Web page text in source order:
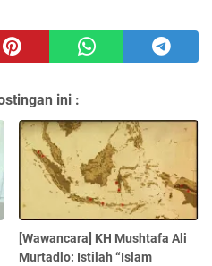
ini :
[Wawancara] KH Mushtafa Ali
Murtadlo: Istilah “Islam